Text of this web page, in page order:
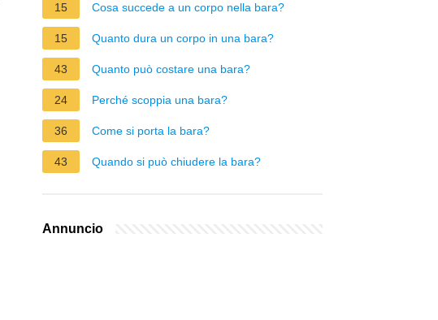
15 Cosa succede a un corpo nella bara?
15 Quanto dura un corpo in una bara?
43 Quanto può costare una bara?
24 Perché scoppia una bara?
36 Come si porta la bara?
43 Quando si può chiudere la bara?
Annuncio